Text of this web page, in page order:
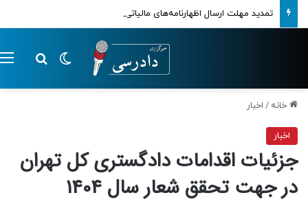
تمدید مهلت ارسال اظهارنامه‌های مالیاتی تا پایان تابستان 1405
تغییر پوسته
خانه / اخبار
اخبار
جزئیات اقدامات دادگستری کل تهران
در جهت تحقق شعار سال 1404